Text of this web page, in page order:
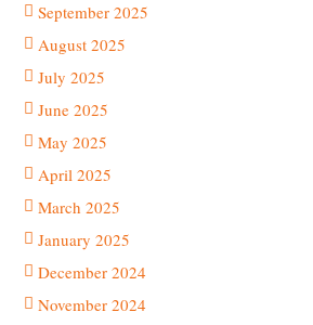
September 2025
August 2025
July 2025
June 2025
May 2025
April 2025
March 2025
January 2025
December 2024
November 2024